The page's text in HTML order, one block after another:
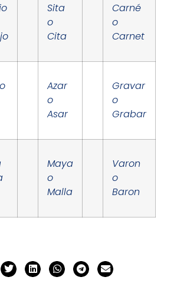
Sita
o
Cita
Carné
o
Carnet
Azar
o
Asar
Gravar
o
Grabar
Maya
o
Malla
Varon
o
Baron